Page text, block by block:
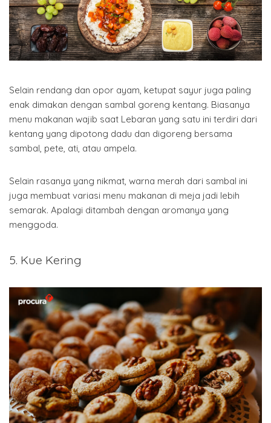
Selain rendang dan opor ayam, ketupat sayur juga paling
enak dimakan dengan sambal goreng kentang. Biasanya
menu makanan wajib saat Lebaran yang satu ini terdiri dari
kentang yang dipotong dadu dan digoreng bersama
sambal, pete, ati, atau ampela.
Selain rasanya yang nikmat, warna merah dari sambal ini
juga membuat variasi menu makanan di meja jadi lebih
semarak. Apalagi ditambah dengan aromanya yang
menggoda.
5. Kue Kering